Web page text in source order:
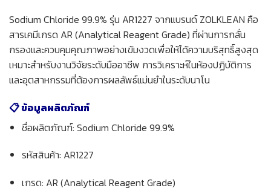
Sodium Chloride 99.9% รุ่น AR1227 จากแบรนด์ ZOLKLEAN คือ
สารเคมีเกรด AR (Analytical Reagent Grade) ที่ผ่านการกลั่น
กรองและควบคุมคุณภาพอย่างเข้มงวดเพื่อให้ได้ความบริสุทธิ์สูงสุด
เหมาะสำหรับงานวิจัยระดับมืออาชีพ การวิเคราะห์ในห้องปฏิบัติการ
และอุตสาหกรรมที่ต้องการผลลัพธ์แม่นยำในระดับนาโน
📋 ข้อมูลผลิตภัณฑ์
ชื่อผลิตภัณฑ์: Sodium Chloride 99.9%
รหัสสินค้า: AR1227
เกรด: AR (Analytical Reagent Grade)